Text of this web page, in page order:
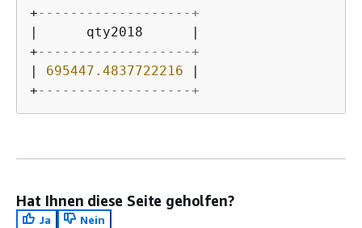
+-------------------+
|
      qty2018
|
+-------------------+
|
695447.4837722216
|
+-------------------+
Hat Ihnen diese Seite geholfen?
Ja
Nein